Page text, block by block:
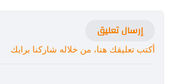
إرسال تعليق
أكتب تعليقك هنا، من خلاله شاركنا برايك